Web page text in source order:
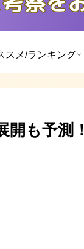
スメ/ランキング
も予測！